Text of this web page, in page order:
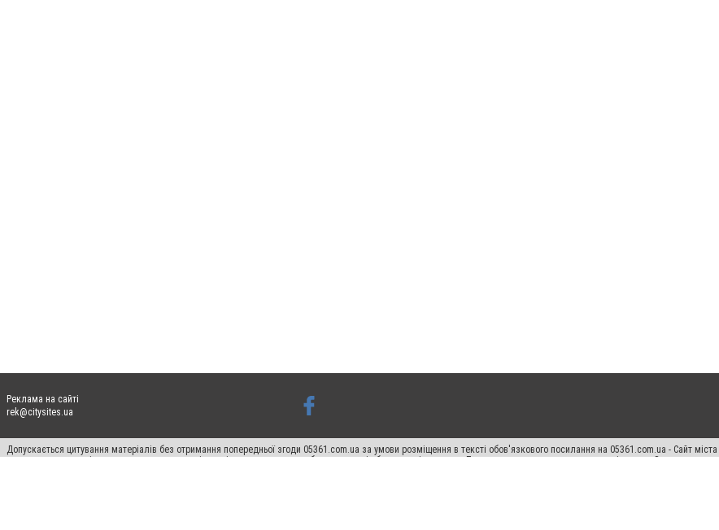
Реклама на сайті
rek@citysites.ua
Допускається цитування матеріалів без отримання попередньої згоди 05361.com.ua за умови розміщення в тексті обов'язкового посилання на 05361.com.ua - Сайт
пошукових систем гіперпосилання на цитовані статті не нижче другого абзацу в тексті або в якості джерела. Порушення виняткових прав переслідується Законом.